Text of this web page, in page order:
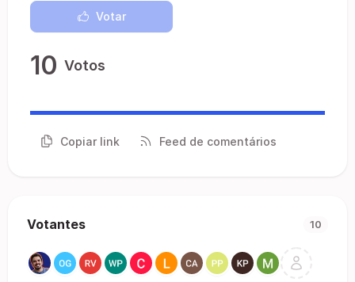
Votar
10 Votos
Copiar link Feed de comentários
Votantes 10